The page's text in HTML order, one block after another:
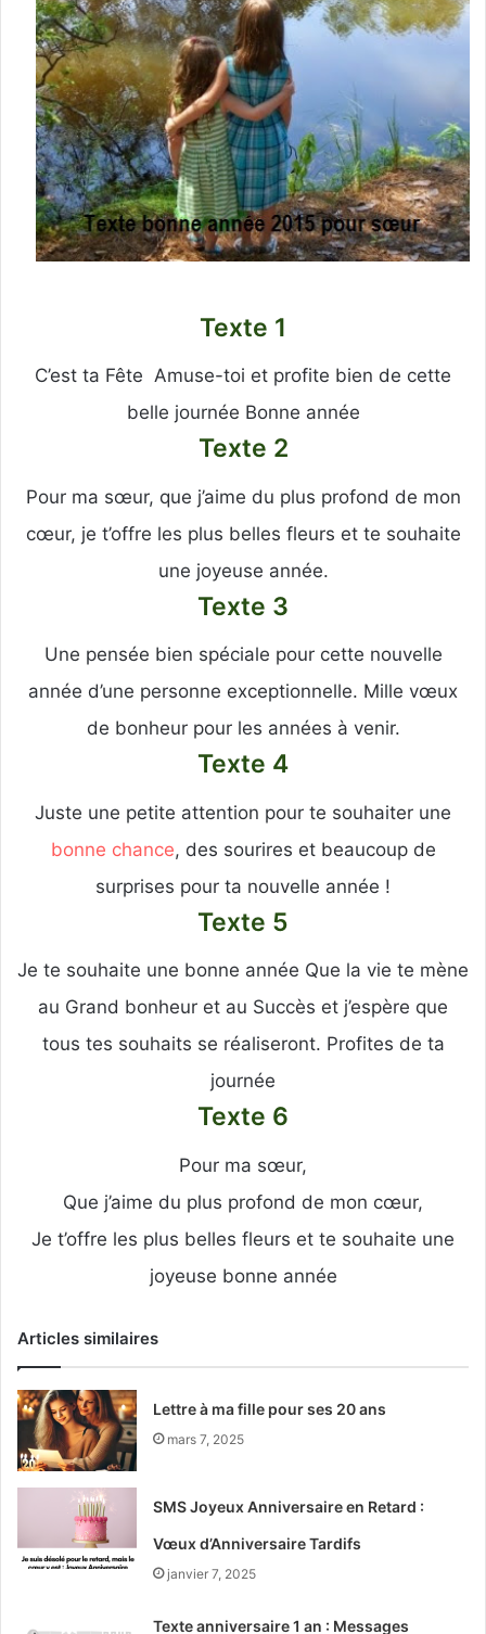
Texte 1
C’est ta Fête Amuse-toi et profite bien de cette
belle journée Bonne année
Texte 2
Pour ma sœur, que j’aime du plus profond de mon
cœur, je t’offre les plus belles fleurs et te souhaite
une joyeuse année.
Texte 3
Une pensée bien spéciale pour cette nouvelle
année d’une personne exceptionnelle. Mille vœux
de bonheur pour les années à venir.
Texte 4
Juste une petite attention pour te souhaiter une
bonne chance, des sourires et beaucoup de
surprises pour ta nouvelle année !
Texte 5
Je te souhaite une bonne année Que la vie te mène
au Grand bonheur et au Succès et j’espère que
tous tes souhaits se réaliseront. Profites de ta
journée
Texte 6
Pour ma sœur,
Que j’aime du plus profond de mon cœur,
Je t’offre les plus belles fleurs et te souhaite une
joyeuse bonne année
Articles similaires
Lettre à ma fille pour ses 20 ans
mars 7, 2025
SMS Joyeux Anniversaire en Retard :
Vœux d’Anniversaire Tardifs
janvier 7, 2025
Texte anniversaire 1 an : Messages